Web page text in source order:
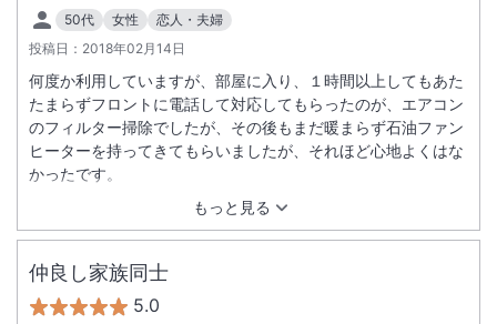
50代 女性
恋人・夫婦
投稿日： 2018年02月14日
もっと見る
何度か利用していますが、部屋に入り、１時間以上してもあた
たまらずフロントに電話して対応してもらったのが、エアコン
のフィルター掃除でしたが、その後もまだ暖まらず石油ファン
ヒーターを持ってきてもらいましたが、それほど心地よくはな
かったです。
仲良し家族同士
5.0